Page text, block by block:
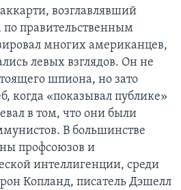
возглавлявший
правительственным
многих американцев,
левых взглядов. Он не
шпиона, но зато
когда «показывал публике»
в том, что они были
В большинстве
профсоюзов и
интеллигенции, среди
Копланд, писатель Дэшелл